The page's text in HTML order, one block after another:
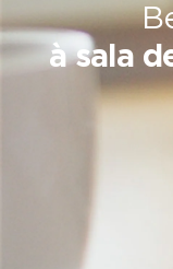
à sala